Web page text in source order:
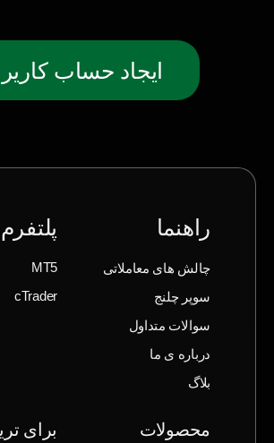
ايجاد حساب
راهنما
چالش های معاملاتی
سوپر چلنج
سوالات متداول
درباره ی ما
بلاگ
MT5
cTrader
محصولات برای